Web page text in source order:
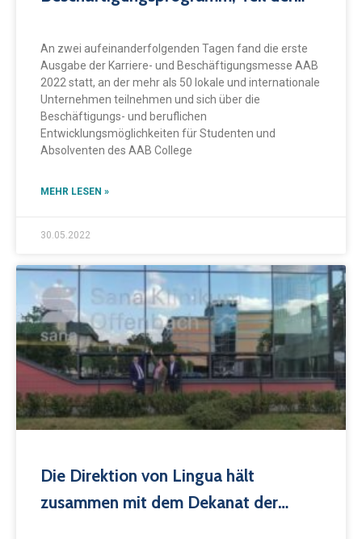
Krankenpflegestudenten für eine
Anstellung in Deutschland
An zwei aufeinanderfolgenden Tagen fand die erste
Ausgabe der Karriere- und Beschäftigungsmesse AAB
2022 statt, an der mehr als 50 lokale und internationale
Unternehmen teilnehmen und sich über die
Beschäftigungs- und beruflichen
Entwicklungsmöglichkeiten für Studenten und
Absolventen des AAB College
MEHR LESEN »
30.05.2022
Die Direktion von Lingua hält
zusammen mit dem Dekanat der